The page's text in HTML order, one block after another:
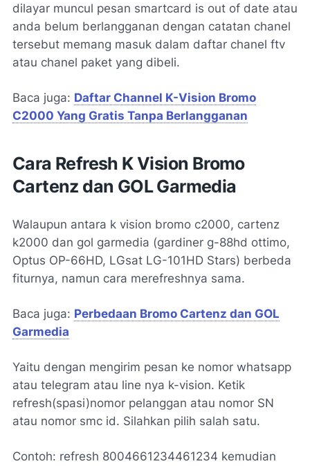
dilayar muncul pesan smartcard is out of date atau
anda belum berlangganan dengan catatan chanel
tersebut memang masuk dalam daftar chanel ftv
atau chanel paket yang dibeli.
Baca juga: Daftar Channel K-Vision Bromo
C2000 Yang Gratis Tanpa Berlangganan
Cara Refresh K Vision Bromo
Cartenz dan GOL Garmedia
Walaupun antara k vision bromo c2000, cartenz
k2000 dan gol garmedia (gardiner g-88hd ottimo,
Optus OP-66HD, LGsat LG-101HD Stars) berbeda
fiturnya, namun cara merefreshnya sama.
Baca juga: Perbedaan Bromo Cartenz dan GOL
Garmedia
Yaitu dengan mengirim pesan ke nomor whatsapp
atau telegram atau line nya k-vision. Ketik
refresh(spasi)nomor pelanggan atau nomor SN
atau nomor smc id. Silahkan pilih salah satu.
Contoh: refresh 8004661234461234 kemudian